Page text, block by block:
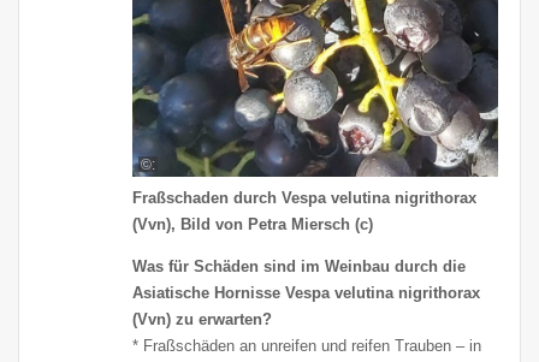
©:
Fraßschaden durch Vespa velutina nigrithorax
(Vvn), Bild von Petra Miersch (c)
Was für Schädensind im Weinbau durch die
Asiatische Hornisse Vespa velutina nigrithorax
(Vvn) zu erwarten?
* Fraßschäden an unreifen und reifen Trauben – in